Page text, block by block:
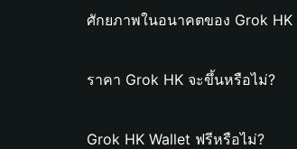
ศักยภาพในอนาคตของ Grok HK
ราคา Grok HK จะขึ้นหรือไม่?
Grok HK Wallet ฟรีหรือไม่?